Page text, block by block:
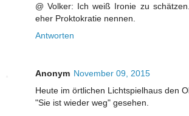
@ Volker: Ich weiß Ironie zu
eher Proktokratie nennen.
Antworten
Anonym November 09, 2015
Heute im örtlichen Lichtspielhaus den
"Sie ist wieder weg" gesehen.